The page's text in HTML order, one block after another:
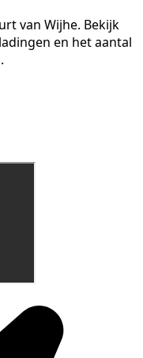
van Wijhe. Bekijk
en het aantal